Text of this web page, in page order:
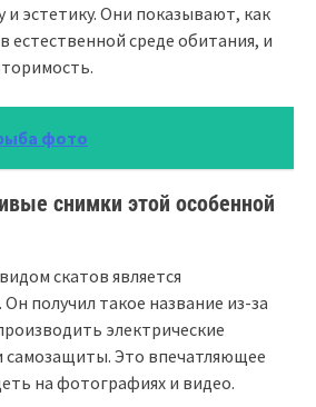
и эстетику. Они показывают, как
естественной среде обитания, и
фото
снимки этой особенной
скатов является
Он получил такое название из-за
электрические
самозащиты. Это впечатляющее
на фотографиях и видео.